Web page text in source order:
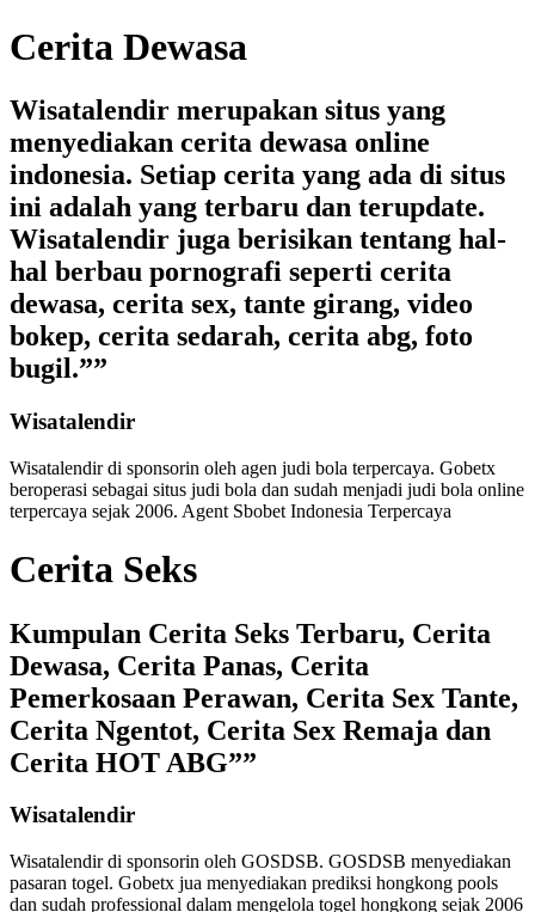
Cerita Dewasa
Wisatalendir merupakan situs yang
menyediakan cerita dewasa online
indonesia. Setiap cerita yang ada di situs
ini adalah yang terbaru dan terupdate.
Wisatalendir juga berisikan tentang hal-
hal berbau pornografi seperti cerita
dewasa, cerita sex, tante girang, video
bokep, cerita sedarah, cerita abg, foto
bugil.””
Wisatalendir
Wisatalendir di sponsorin oleh agen judi bola terpercaya. Gobetx
beroperasi sebagai situs judi bola dan sudah menjadi judi bola online
terpercaya sejak 2006. Agent Sbobet Indonesia Terpercaya
Cerita Seks
Kumpulan Cerita Seks Terbaru, Cerita
Dewasa, Cerita Panas, Cerita
Pemerkosaan Perawan, Cerita Sex Tante,
Cerita Ngentot, Cerita Sex Remaja dan
Cerita HOT ABG””
Wisatalendir
Wisatalendir di sponsorin oleh GOSDSB. GOSDSB menyediakan
pasaran togel. Gobetx jua menyediakan prediksi hongkong pools
dan sudah professional dalam mengelola togel hongkong sejak 2006